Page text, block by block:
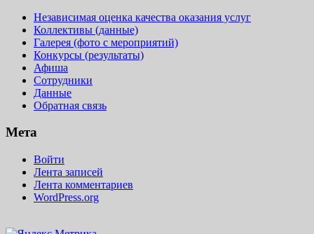
Независимая оценка качества оказания услуг
Коллективы (данные)
Галерея (фото с мероприятий)
Конкурсы (результаты)
Афиша
Сотрудники
Данные
Обратная связь
Мета
Войти
Лента записей
Лента комментариев
WordPress.org